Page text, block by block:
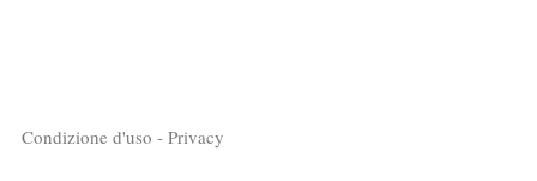
Condizione d'uso - Privacy